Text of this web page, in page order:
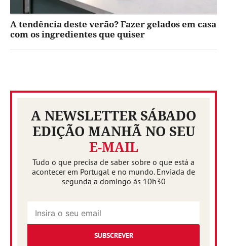
A tendência deste verão? Fazer gelados em casa
com os ingredientes que quiser
A NEWSLETTER SÁBADO
EDIÇÃO MANHÃ NO SEU
E-MAIL
Tudo o que precisa de saber sobre o que está a
acontecer em Portugal e no mundo. Enviada de
segunda a domingo às 10h30
SUBSCREVER